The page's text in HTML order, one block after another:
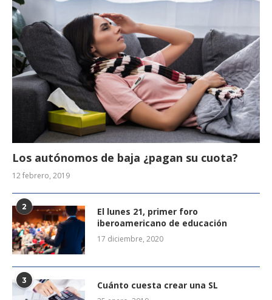
Los autónomos de baja ¿pagan su cuota?
12 febrero, 2019
2
El lunes 21, primer foro
iberoamericano de educación
17 diciembre, 2020
3 Cuánto cuesta crear una SL